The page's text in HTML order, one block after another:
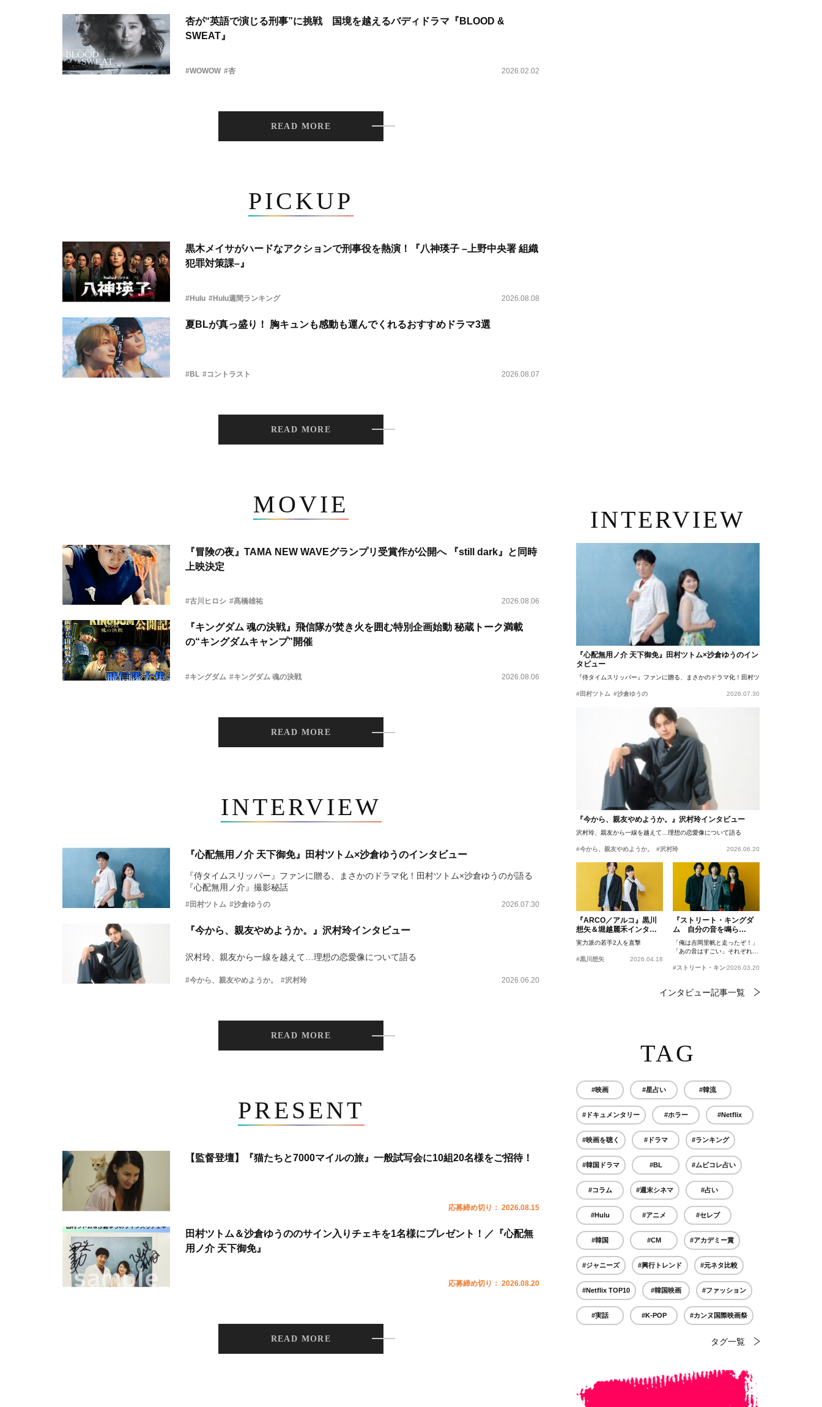
杏が“英語で演じる刑事”に挑戦 国境を越えるバディドラマ『BLOOD &
SWEAT』
#WOWOW #杏 2026.02.02
READ MORE
PICKUP
黒木メイサがハードなアクションで刑事役を熱演！『八神瑛子 –上野中央署 組織
犯罪対策課–』
#Hulu #Hulu週間ランキング 2026.08.08
夏BLが真っ盛り！ 胸キュンも感動も運んでくれるおすすめドラマ3選
#BL #コントラスト 2026.08.07
READ MORE
MOVIE
『冒険の夜』TAMA NEW WAVEグランプリ受賞作が公開へ 『still dark』と同時
上映決定
#古川ヒロシ #髙橋雄祐 2026.08.06
『キングダム 魂の決戦』飛信隊が焚き火を囲む特別企画始動 秘蔵トーク満載
の“キングダムキャンプ”開催
#キングダム #キングダム 魂の決戦 2026.08.06
READ MORE
INTERVIEW
『心配無用ノ介 天下御免』田村ツトム×沙倉ゆうのインタビュー
『侍タイムスリッパー』ファンに贈る、まさかのドラマ化！田村ツトム×沙倉ゆうのが語る
『心配無用ノ介』撮影秘話
#田村ツトム #沙倉ゆうの 2026.07.30
『今から、親友やめようか。』沢村玲インタビュー
沢村玲、親友から一線を越えて…理想の恋愛像について語る
#今から、親友やめようか。 #沢村玲 2026.06.20
READ MORE
PRESENT
【監督登壇】『猫たちと7000マイルの旅』一般試写会に10組20名様をご招待！
応募締め切り： 2026.08.15
田村ツトム＆沙倉ゆうののサイン入りチェキを1名様にプレゼント！／『心配無
用ノ介 天下御免』
応募締め切り： 2026.08.20
READ MORE
INTERVIEW
『心配無用ノ介 天下御免』田村ツトム×沙倉ゆうのイン
タビュー
『侍タイムスリッパー』ファンに贈る、まさかのドラマ化！田村ツトム×沙倉ゆうのが語
#田村ツトム #沙倉ゆうの 2026.07.30
『今から、親友やめようか。』沢村玲インタビュー
沢村玲、親友から一線を越えて…理想の恋愛像について語る
#今から、親友やめようか。 #沢村玲 2026.06.20
『ARCO／アルコ』黒川
想矢＆堀越麗禾インタビ
ュー
実力派の若手2人を直撃
#黒川想矢 2026.04.18
『ストリート・キングダ
ム 自分の音を鳴ら
せ。』峯田和伸、若葉竜
也、吉岡里帆インタビュ
ー
「俺は吉岡里帆と走ったぞ！」
「あの音はすごい」それぞれの
#ストリート・キングダム 自分の音を鳴らせ。
2026.03.20
インタビュー記事一覧
TAG
#映画 #星占い #韓流
#ドキュメンタリー #ホラー #Netflix
#映画を聴く #ドラマ #ランキング
#韓国ドラマ #BL #ムビコレ占い
#コラム #週末シネマ #占い
#Hulu #アニメ #セレブ
#韓国 #CM #アカデミー賞
#ジャニーズ #興行トレンド #元ネタ比較
#Netflix TOP10 #韓国映画 #ファッション
#実話 #K-POP #カンヌ国際映画祭
タグ一覧